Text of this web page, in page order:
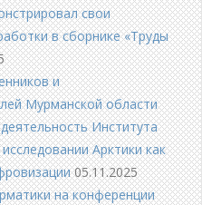
свои
в сборнике «Труды
и
Мурманской области
Института
Арктики как
05.11.2025
на конференции